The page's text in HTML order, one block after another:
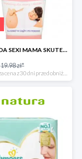
BIELENDA SEXI MAMA SKUTECZNA KURACJA PRZECIW ROZSTĘPOM
19.98 zł*
*najniższa cena z 30 dni przed obniżką